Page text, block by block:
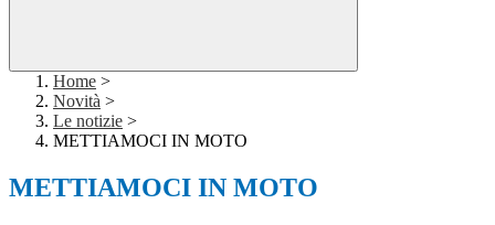
Home >
Novità >
Le notizie >
METTIAMOCI IN MOTO
METTIAMOCI IN MOTO